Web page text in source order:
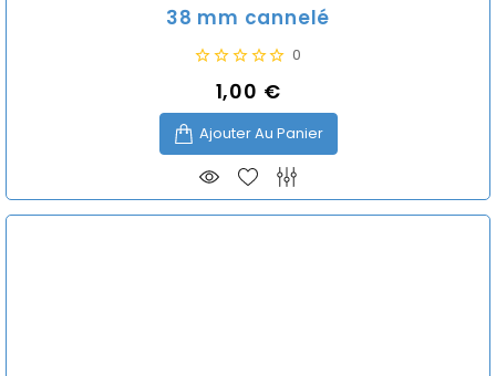
38 mm cannelé
0
Prix
1,00 €
Ajouter Au Panier